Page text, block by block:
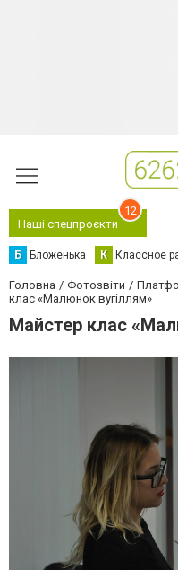
Наші спецпроєкти
12
Б Бложенька К Классное
Головна Фотозвіти
клас «Малюнок вугіллям»
Майстер клас